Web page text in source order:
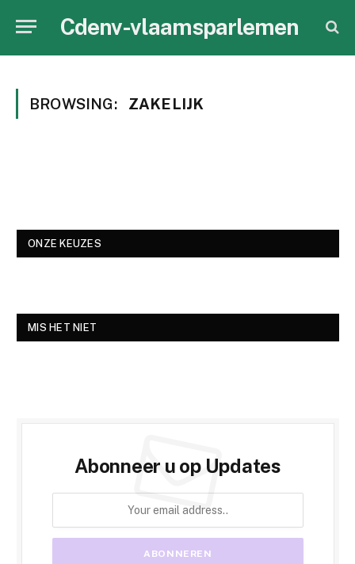
Cdenv-vlaamsparlemen
BROWSING: ZAKELIJK
ONZE KEUZES
MIS HET NIET
Abonneer u op Updates